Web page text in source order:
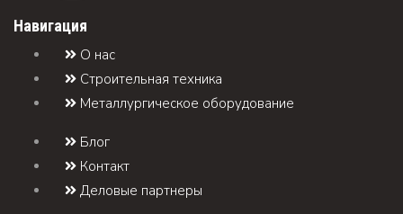
Навигация
О нас
Строительная техника
Металлургическое оборудование
Блог
Контакт
Деловые партнеры